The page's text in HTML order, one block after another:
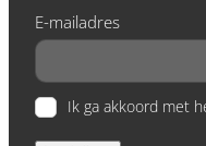
E-mailadres
Ik ga akkoord met